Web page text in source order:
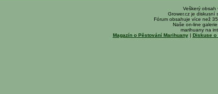
Veškerý obsah
Grower.cz je diskusní
Fórum obsahuje více než
Naše on-line
marihuany na
Magazín o Pěstování Marihuany| Diskuse o